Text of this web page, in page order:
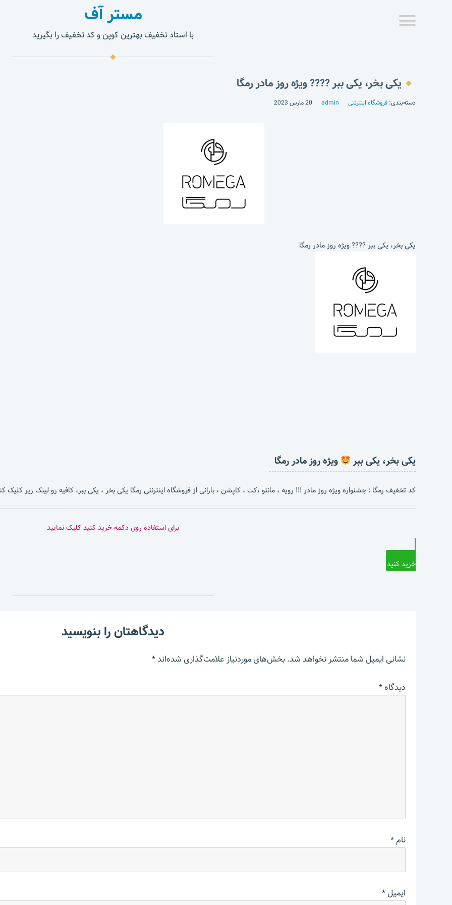
مستر آف
با استاد تخفیف بهترین کوپن و کد تخفیف را بگیرید
یکی بخر، یکی ببر ???? ویژه روز مادر رمگا
دسته‌بندی: فروشگاه اینترنتی admin 20 مارس 2023
یکی بخر، یکی ببر ???? ویژه روز مادر رمگا
یکی بخر، یکی ببر ویژه روز مادر رمگا
کد تخفیف رمگا : جشنواره ویژه روز مادر !!! رویه ، مانتو ،کت ، کاپشن ، بارانی از فروشگاه اینترنتی رمگا یکی بخر ، یکی ببر، کافیه رو لینک زیر کلیک
برای استفاده روی دکمه خرید کنید کلیک نمایید
خرید کنید
دیدگاهتان را بنویسید
نشانی ایمیل شما منتشر نخواهد شد.بخش‌های موردنیاز علامت‌گذاری شده‌اند*
دیدگاه*
نام*
ایمیل*